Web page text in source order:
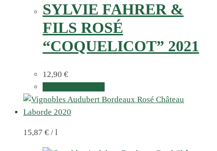
SYLVIE FAHRER &
FILS ROSÉ
“COQUELICOT” 2021
12,90 €
15,87 € / l